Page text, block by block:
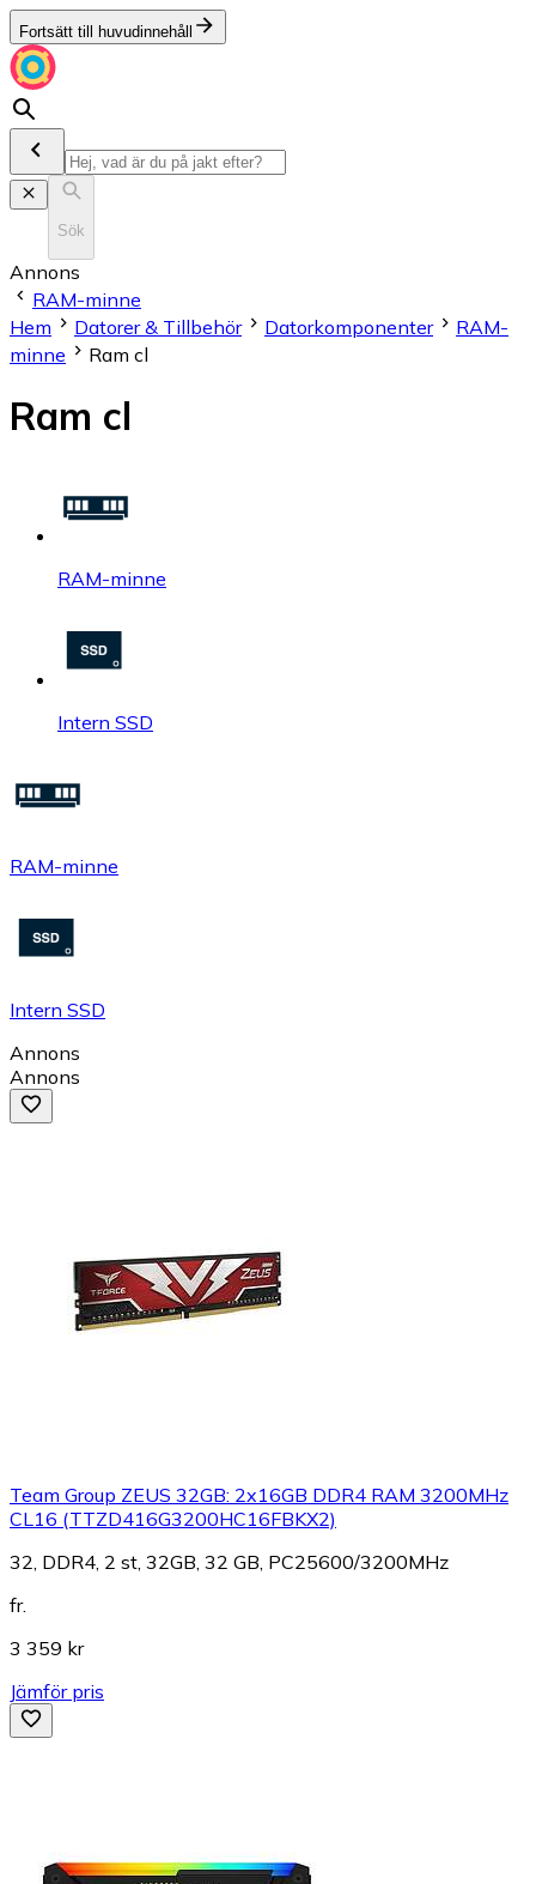
Fortsätt till huvudinnehåll
Sök
Annons
RAM-minne
Hem
Datorer & Tillbehör Datorkomponenter
RAM-
minne
Ram cl
Ram cl
RAM-minne
Intern SSD
RAM-minne
Intern SSD
Annons
Annons
Team Group ZEUS 32GB: 2x16GB DDR4 RAM 3200MHz
CL16 (TTZD416G3200HC16FBKX2)
32, DDR4, 2 st, 32GB, 32 GB, PC25600/3200MHz
fr.
3 359 kr
Jämför pris